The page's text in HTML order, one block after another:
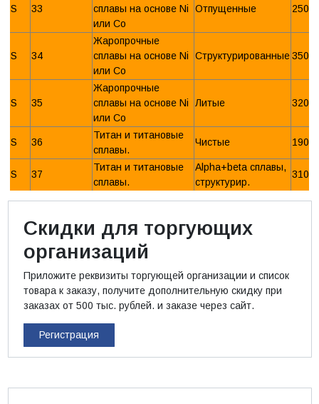
S 33
сплавы на основе Ni
или Со
Отпущенные 250
S 34
Жаропрочные
сплавы на основе Ni
или Со
Структурированные350
S 35
Жаропрочные
сплавы на основе Ni
или Со
Литые 320
S 36
Титан и титановые
сплавы.
Чистые 190
S 37
Титан и титановые
сплавы.
Alpha+beta сплавы,
структурир.
310
Скидки для торгующих
организаций
Приложите реквизиты торгующей организации и список
товара к заказу, получите дополнительную скидку при
заказах от 500 тыс. рублей. и заказе через сайт.
Регистрация